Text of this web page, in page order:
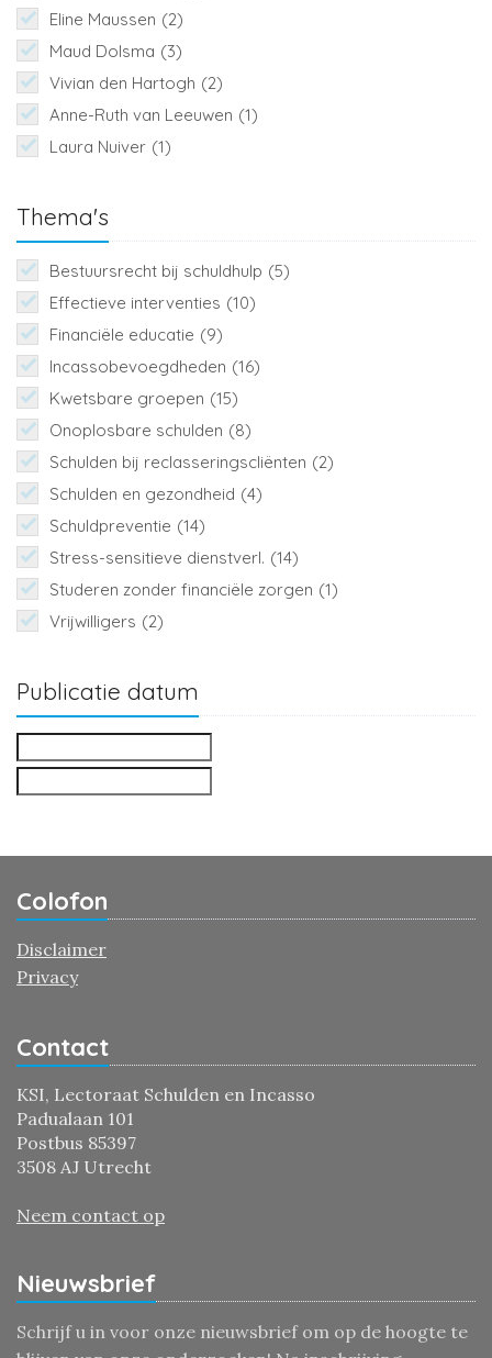
Eline Maussen (2)
Maud Dolsma (3)
Vivian den Hartogh (2)
Anne-Ruth van Leeuwen (1)
Laura Nuiver (1)
Thema's
Bestuursrecht bij schuldhulp (5)
Effectieve interventies (10)
Financiële educatie (9)
Incassobevoegdheden (16)
Kwetsbare groepen (15)
Onoplosbare schulden (8)
Schulden bij reclasseringscliënten (2)
Schulden en gezondheid (4)
Schuldpreventie (14)
Stress-sensitieve dienstverl. (14)
Studeren zonder financiële zorgen (1)
Vrijwilligers (2)
Publicatie datum
Colofon
Disclaimer
Privacy
Contact
KSI, Lectoraat Schulden en Incasso
Padualaan 101
Postbus 85397
3508 AJ Utrecht
Neem contact op
Nieuwsbrief
Schrijf u in voor onze nieuwsbrief om op de hoogte te